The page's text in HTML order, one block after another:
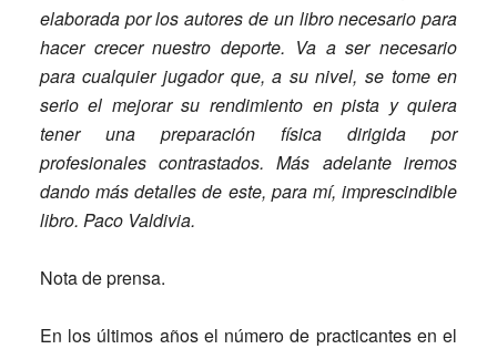
elaborada por los autores de un libro necesario para
hacer crecer nuestro deporte. Va a ser necesario
para cualquier jugador que, a su nivel, se tome en
serio el mejorar su rendimiento en pista y quiera
tener una preparación física dirigida por
profesionales contrastados. Más adelante iremos
dando más detalles de este, para mí, imprescindible
libro. Paco Valdivia.
Nota de prensa.
En los últimos años el número de practicantes en el